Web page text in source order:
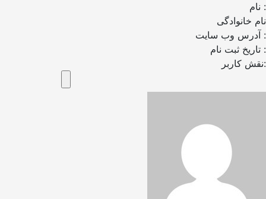
نام :
نام خانوادگی
آدرس وب سایت :
تاریخ ثبت نام :
نقش کاربر: